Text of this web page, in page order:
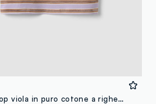
T-shirt crop viola in puro cotone a righe con stampa